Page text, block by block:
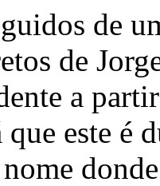
de
de
a
este é